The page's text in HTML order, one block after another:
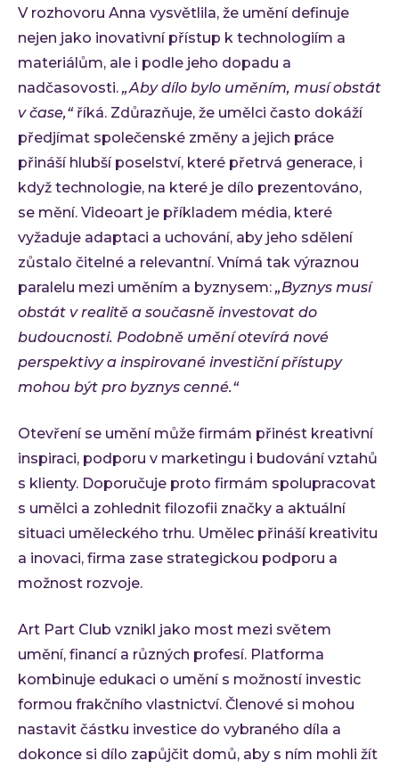
V rozhovoru Anna vysvětlila, že umění definuje
nejen jako inovativní přístup k technologiím a
materiálům, ale i podle jeho dopadu a
nadčasovosti. „Aby dílo bylo uměním, musí obstát
v čase,“říká. Zdůrazňuje, že umělci často dokáží
předjímat společenské změny a jejich práce
přináší hlubší poselství, které přetrvá generace, i
když technologie, na které je dílo prezentováno,
se mění. Videoart je příkladem média, které
vyžaduje adaptaci a uchování, aby jeho sdělení
zůstalo čitelné a relevantní. Vnímá tak výraznou
paralelu mezi uměním a byznysem: „Byznys musí
obstát v realitě a současně investovat do
budoucnosti. Podobně umění otevírá nové
perspektivy a inspirované investiční přístupy
mohou být pro byznys cenné.“
Otevření se umění může firmám přinést kreativní
inspiraci, podporu v marketingu i budování vztahů
s klienty. Doporučuje proto firmám spolupracovat
s umělci a zohlednit filozofii značky a aktuální
situaci uměleckého trhu. Umělec přináší kreativitu
a inovaci, firma zase strategickou podporu a
možnost rozvoje.
Art Part Club vznikl jako most mezi světem
umění, financí a různých profesí. Platforma
kombinuje edukaci o umění s možností investic
formou frakčního vlastnictví. Členové si mohou
nastavit částku investice do vybraného díla a
dokonce si dílo zapůjčit domů, aby s ním mohli žít